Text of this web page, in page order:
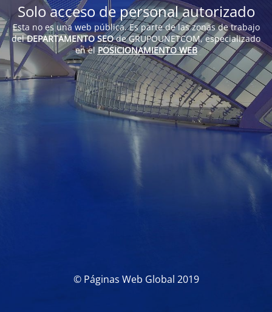
Solo acceso de personal autorizado
Esta no es una web pública. Es parte de las zonas de trabajo
delDEPARTAMENTO SEOde GRUPOUNETCOM, especializado
en elPOSICIONAMIENTO WEB
© Páginas Web Global 2019